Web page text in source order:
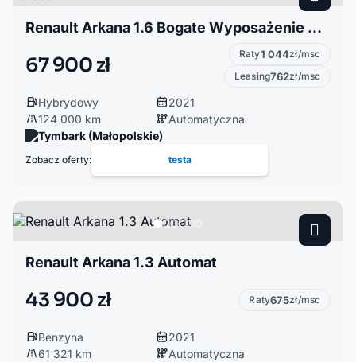
Renault Arkana 1.6 Bogate Wyposażenie Gwarancja Polecam
67 900 zł Raty1 044zł/msc
Leasing762zł/msc
Hybrydowy
2021
124 000 km
Automatyczna
Tymbark (Małopolskie)
Zobacz oferty: testa
Renault Arkana 1.3 Automat
43 900 zł Raty675zł/msc
Benzyna
2021
61 321 km
Automatyczna